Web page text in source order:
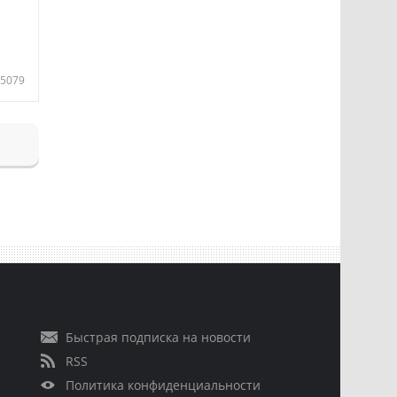
5079
Быстрая подписка на новости
RSS
Политика конфиденциальности